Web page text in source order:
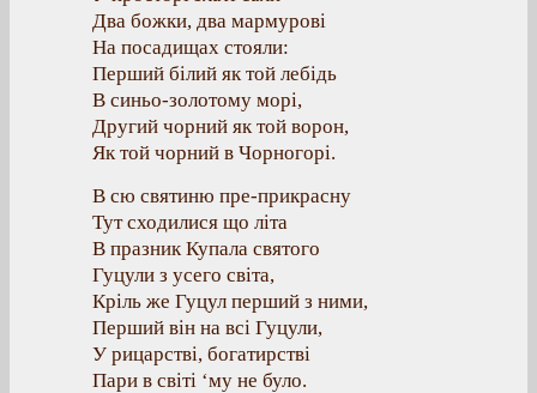
Два божки, два мармурові
На посадищах стояли:
Перший білий як той лебідь
В синьо-золотому морі,
Другий чорний як той ворон,
Як той чорний в Чорногорі.
В сю святиню пре-прикрасну
Тут сходилися що літа
В празник Купала святого
Гуцули з усего світа,
Кріль же Гуцул перший з ними,
Перший він на всі Гуцули,
У рицарстві, богатирстві
Пари в світі ‘му не було.